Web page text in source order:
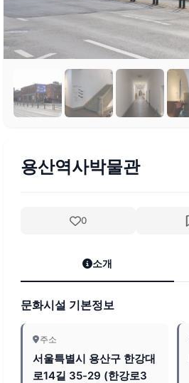
용산역사박물관
0
소개
문화시설 기본정보
주소
서울특별시 용산구 한강대
로14길 35-29 (한강로3